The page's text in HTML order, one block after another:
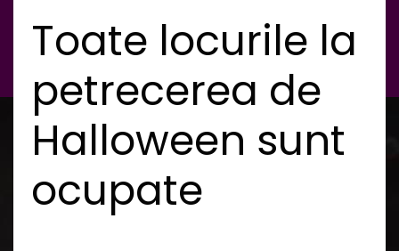
Toate locurile la
petrecerea de
Halloween sunt
ocupate